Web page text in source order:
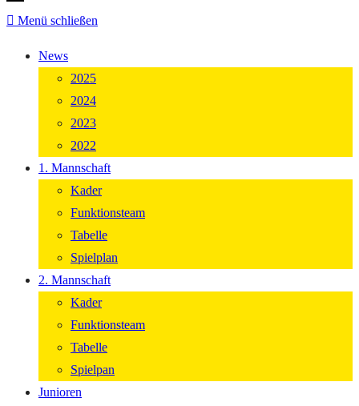
Menü schließen
News
2025
2024
2023
2022
1. Mannschaft
Kader
Funktionsteam
Tabelle
Spielplan
2. Mannschaft
Kader
Funktionsteam
Tabelle
Spielpan
Junioren